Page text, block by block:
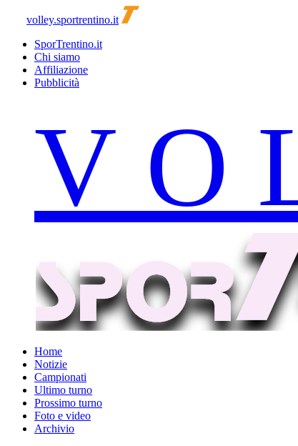
volley.sportrentino.it
SporTrentino.it
Chi siamo
Affiliazione
Pubblicità
Home
Notizie
Campionati
Ultimo turno
Prossimo turno
Foto e video
Archivio